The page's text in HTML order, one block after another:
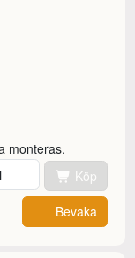
monteras.
Köp
Bevaka